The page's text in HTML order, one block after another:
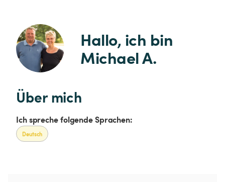
Hallo, ich bin
Michael A.
Über mich
Ich spreche folgende Sprachen:
Deutsch